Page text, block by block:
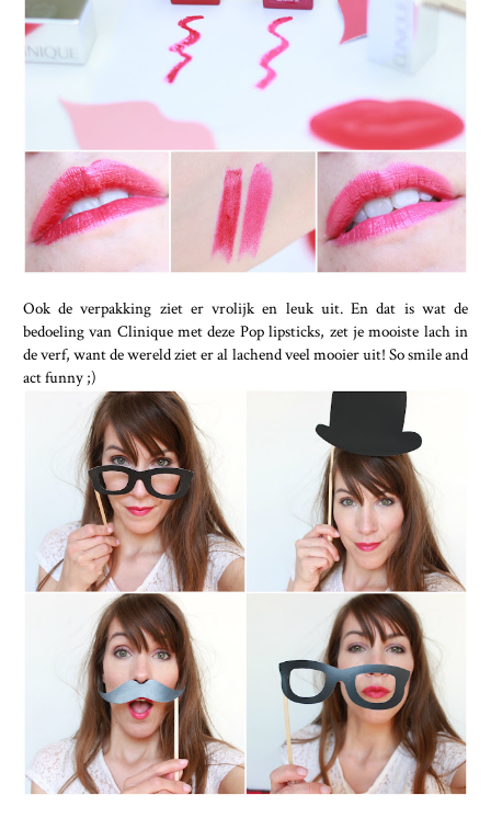
Ook de verpakking ziet er vrolijk en leuk uit. En dat is wat de
bedoeling van Clinique met deze Pop lipsticks, zet je mooiste lach in
de verf, want de wereld ziet er al lachend veel mooier uit! So smile and
act funny ;)